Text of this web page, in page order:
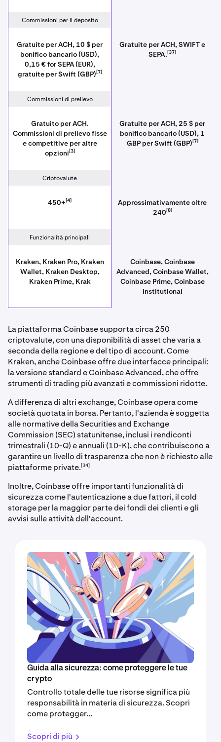
Commissioni per il deposito
Gratuite per ACH, 10 $ per
bonifico bancario (USD),
0,15 € for SEPA (EUR),
gratuite per Swift (GBP)[7]
Gratuite per ACH, SWIFT e
SEPA.[37]
Commissioni di prelievo
Gratuito per ACH.
Commissioni di prelievo fisse
e competitive per altre
opzioni[3]
Gratuite per ACH, 25 $ per
bonifico bancario (USD), 1
GBP per Swift (GBP)[7]
Criptovalute
450+[4]
Approssimativamente oltre
240[8]
Funzionalità principali
Kraken, Kraken Pro, Kraken
Wallet, Kraken Desktop,
Kraken Prime, Krak
Coinbase, Coinbase
Advanced, Coinbase Wallet,
Coinbase Prime, Coinbase
Institutional
La piattaforma Coinbase supporta circa 250
criptovalute, con una disponibilità di asset che varia a
seconda della regione e del tipo di account. Come
Kraken, anche Coinbase offre due interfacce principali:
la versione standard e Coinbase Advanced, che offre
strumenti di trading più avanzati e commissioni ridotte.
A differenza di altri exchange, Coinbase opera come
società quotata in borsa. Pertanto, l'azienda è soggetta
alle normative della Securities and Exchange
Commission (SEC) statunitense, inclusi i rendiconti
trimestrali (10-Q) e annuali (10-K), che contribuiscono a
garantire un livello di trasparenza che non è richiesto alle
piattaforme private.[34]
Inoltre, Coinbase offre importanti funzionalità di
sicurezza come l'autenticazione a due fattori, il cold
storage per la maggior parte dei fondi dei clienti e gli
avvisi sulle attività dell'account.
Guida alla sicurezza: come proteggere le tue
crypto
Controllo totale delle tue risorse significa più
responsabilità in materia di sicurezza. Scopri
come protegger...
Scopri di più